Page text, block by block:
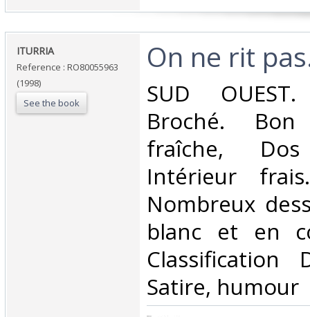
‎ITURRIA‎
Reference : RO80055963
(1998)
See the book
‎On ne rit
‎SUD
Broché.
fraîche, Dos
Intérieur
Nombreux
blanc et en
Classification
Satire, humour‎